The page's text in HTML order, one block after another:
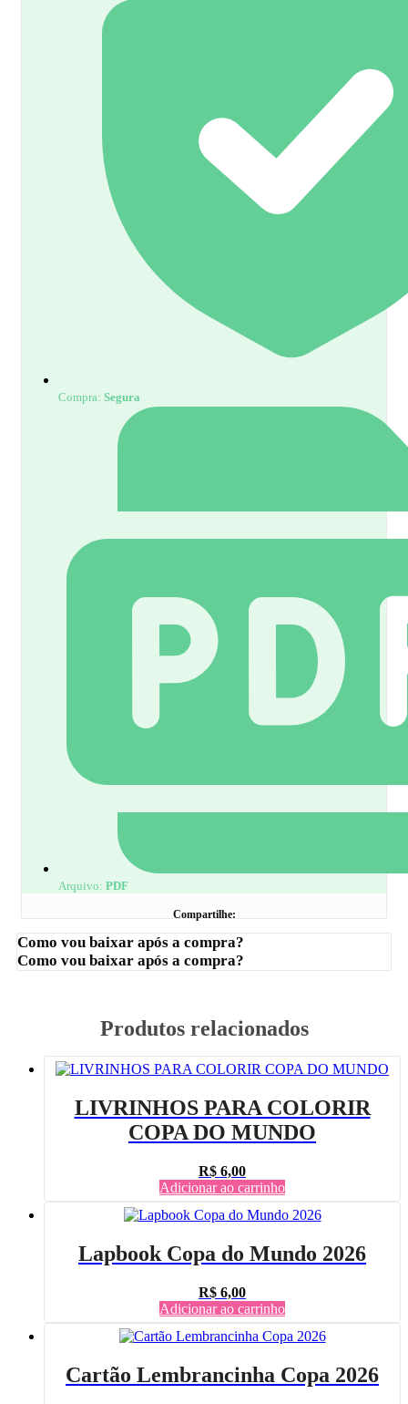
Compra: Segura
Arquivo: PDF
Compartilhe:
Como vou baixar após a compra?
Como vou baixar após a compra?
Produtos relacionados
LIVRINHOS PARA COLORIR
COPA DO MUNDO
R$ 6,00
Adicionar ao carrinho
Lapbook Copa do Mundo 2026
R$ 6,00
Adicionar ao carrinho
Cartão Lembrancinha Copa 2026